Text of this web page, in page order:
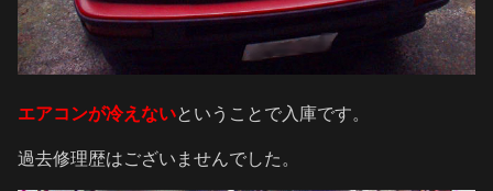
エアコンが冷えないということで入庫です。
過去修理歴はございませんでした。